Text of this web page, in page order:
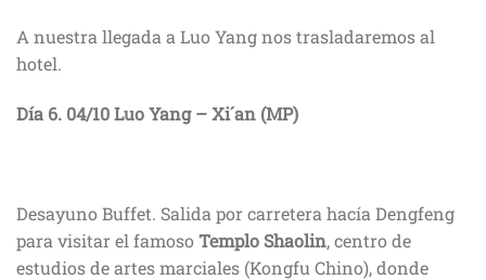
A nuestra llegada a Luo Yang nos trasladaremos al
hotel.
Día 6. 04/10 Luo Yang – Xi´an (MP)
Desayuno Buffet. Salida por carretera hacía Dengfeng
para visitar el famoso Templo Shaolin, centro de
estudios de artes marciales (Kongfu Chino), donde